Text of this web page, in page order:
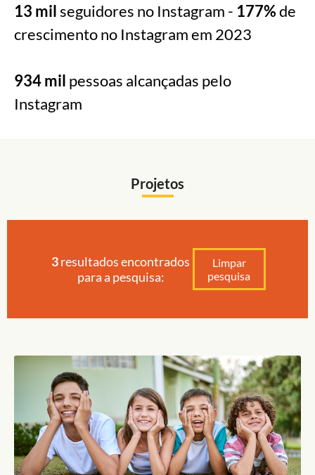
13 milseguidores no Instagram - 177%de
crescimento no Instagram em 2023
934 mil pessoas alcançadas pelo
Instagram
Projetos
3resultados encontrados
para a pesquisa:
Limpar
pesquisa